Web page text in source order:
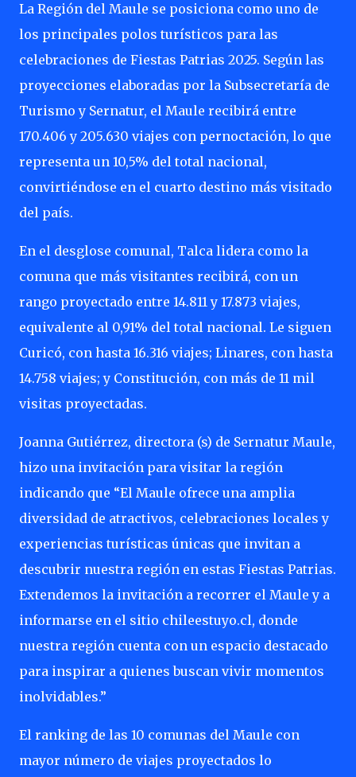
La Región del Maule se posiciona como uno de
los principales polos turísticos para las
celebraciones de Fiestas Patrias 2025. Según las
proyecciones elaboradas por la Subsecretaría de
Turismo y Sernatur, el Maule recibirá entre
170.406 y 205.630 viajes con pernoctación, lo que
representa un 10,5% del total nacional,
convirtiéndose en el cuarto destino más visitado
del país.
En el desglose comunal, Talca lidera como la
comuna que más visitantes recibirá, con un
rango proyectado entre 14.811 y 17.873 viajes,
equivalente al 0,91% del total nacional. Le siguen
Curicó, con hasta 16.316 viajes; Linares, con hasta
14.758 viajes; y Constitución, con más de 11 mil
visitas proyectadas.
Joanna Gutiérrez, directora (s) de Sernatur Maule,
hizo una invitación para visitar la región
indicando que “El Maule ofrece una amplia
diversidad de atractivos, celebraciones locales y
experiencias turísticas únicas que invitan a
descubrir nuestra región en estas Fiestas Patrias.
Extendemos la invitación a recorrer el Maule y a
informarse en el sitio chileestuyo.cl, donde
nuestra región cuenta con un espacio destacado
para inspirar a quienes buscan vivir momentos
inolvidables.”
El ranking de las 10 comunas del Maule con
mayor número de viajes proyectados lo